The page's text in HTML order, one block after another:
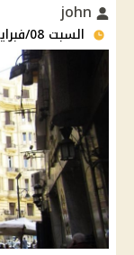
السبت 08/فبراير/2025 - 11:57 ص